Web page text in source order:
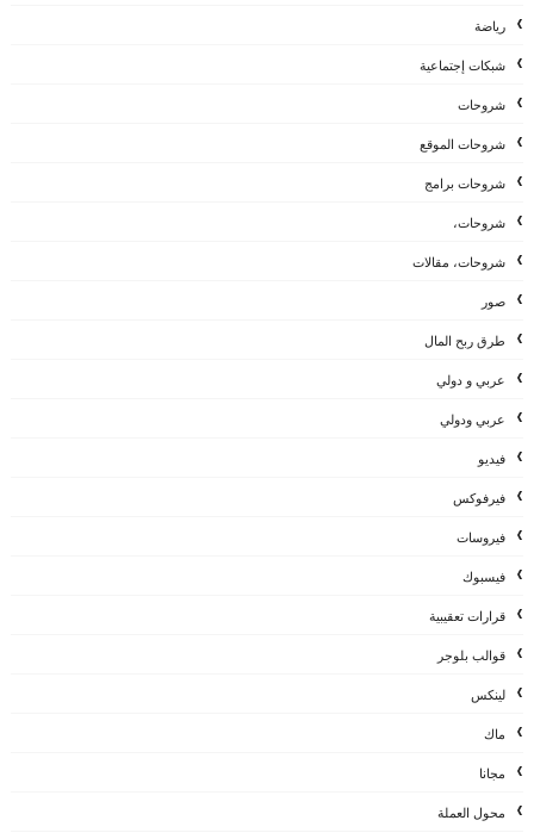
رياضة
شبكات إجتماعية
شروحات
شروحات الموقع
شروحات برامج
شروحات،
شروحات، مقالات
صور
طرق ربح المال
عربي و دولي
عربي ودولي
فيديو
فيرفوكس
فيروسات
فيسبوك
قرارات تعقيبية
قوالب بلوجر
لينكس
ماك
مجانا
محول العملة